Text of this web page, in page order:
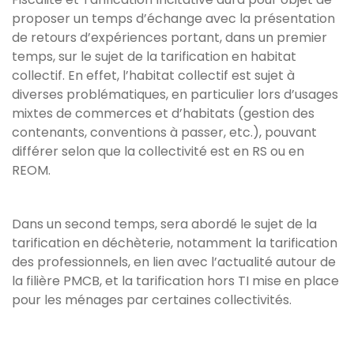
proposer un temps d’échange avec la présentation
de retours d’expériences portant, dans un premier
temps, sur le sujet de la tarification en habitat
collectif. En effet, l’habitat collectif est sujet à
diverses problématiques, en particulier lors d’usages
mixtes de commerces et d’habitats (gestion des
contenants, conventions à passer, etc.), pouvant
différer selon que la collectivité est en RS ou en
REOM.
Dans un second temps, sera abordé le sujet de la
tarification en déchèterie, notamment la tarification
des professionnels, en lien avec l’actualité autour de
la filière PMCB, et la tarification hors TI mise en place
pour les ménages par certaines collectivités.